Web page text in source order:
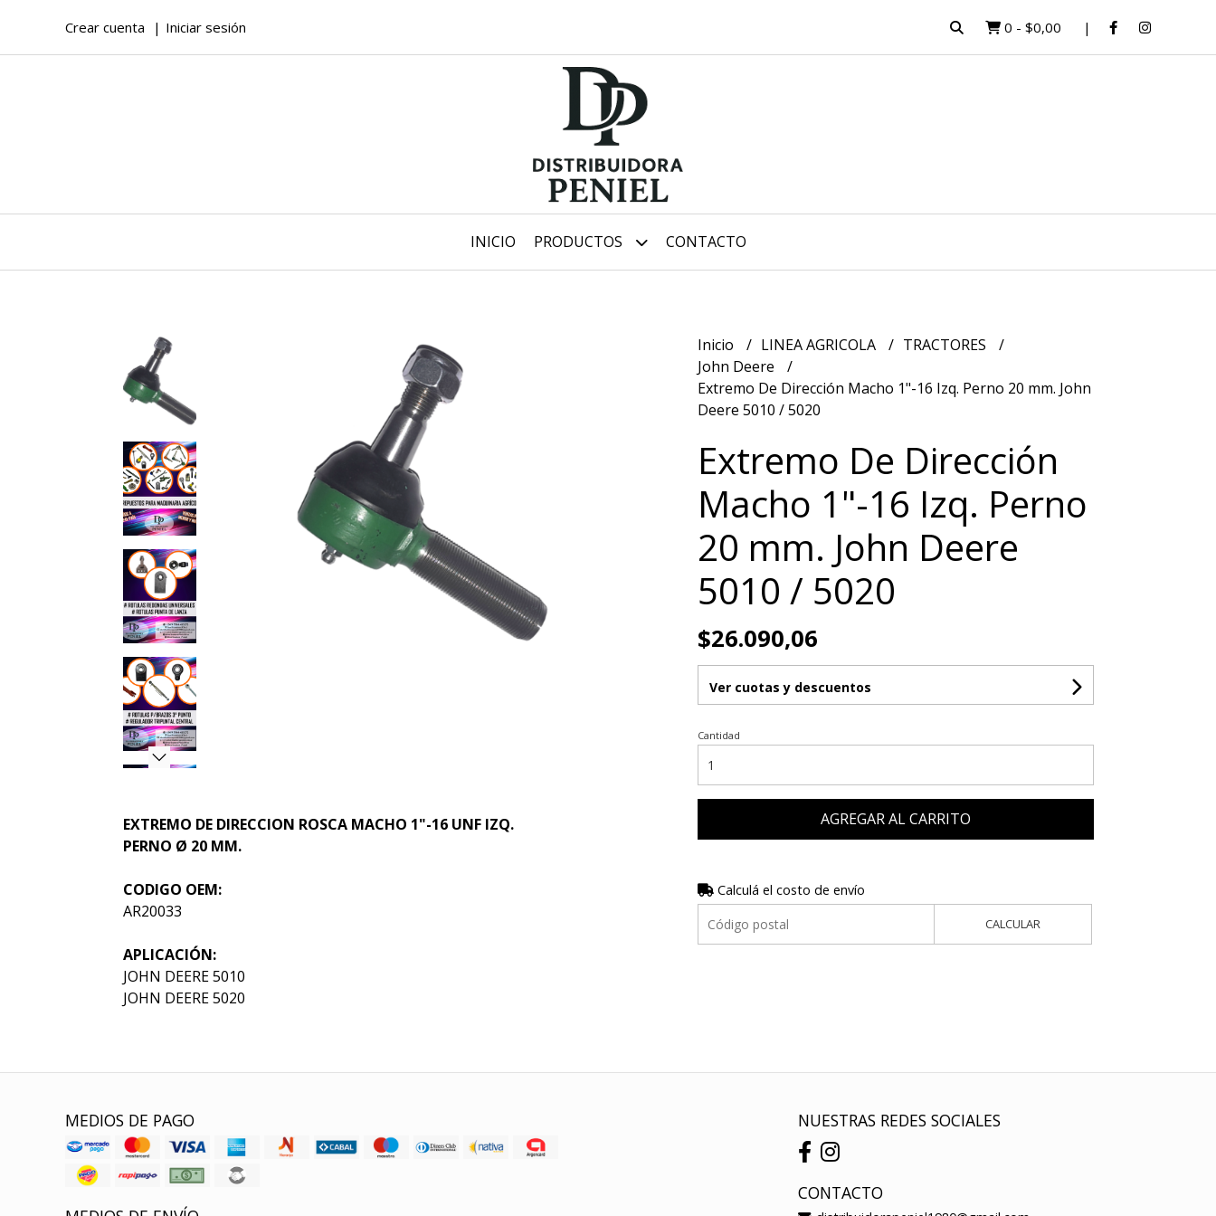
Crear cuenta Iniciar sesión 0 - $0,00
INICIO PRODUCTOS CONTACTO
EXTREMO DE DIRECCION ROSCA MACHO 1"-16 UNF IZQ.
PERNO Ø 20 MM.
CODIGO OEM:
AR20033
APLICACIÓN:
JOHN DEERE 5010
JOHN DEERE 5020
Inicio LINEA AGRICOLA
TRACTORES
John Deere
Extremo De Dirección Macho 1"-16 Izq. Perno 20 mm. John
Deere 5010 / 5020
Extremo De Dirección
Macho 1"-16 Izq. Perno
20 mm. John Deere
5010 / 5020
$26.090,06
Ver cuotas y descuentos
Cantidad
AGREGAR AL CARRITO
Calculá el costo de envío
CALCULAR
MEDIOS DE PAGO NUESTRAS REDES SOCIALES
CONTACTO